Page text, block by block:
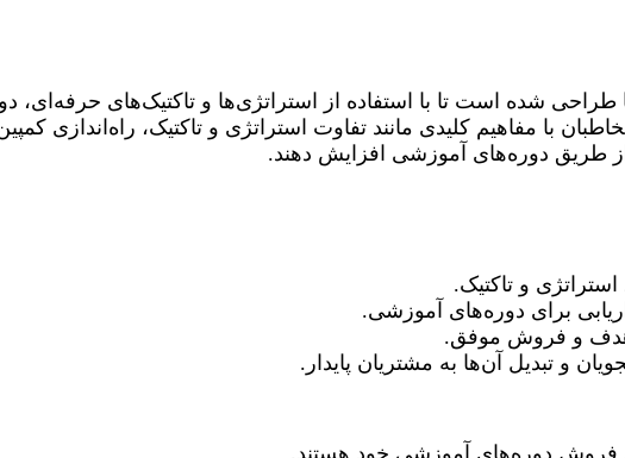
شده است تا با استفاده از استراتژی‌ها و تاکتیک‌های حرفه‌ای،
با مفاهیم کلیدی مانند تفاوت استراتژی و تاکتیک،
از طریق دوره‌های آموزشی افزایش دهند.
استراتژی و تاکتیک.
برای دوره‌های آموزشی.
هدف و فروش موفق.
و تبدیل آن‌ها به مشتریان پایدار.